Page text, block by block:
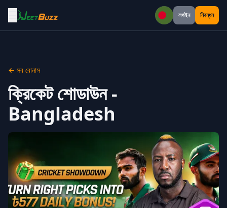
বাংলা লগইন নিবন্ধন
← সব বোনাস
ক্রিকেট শোডাউন -
Bangladesh